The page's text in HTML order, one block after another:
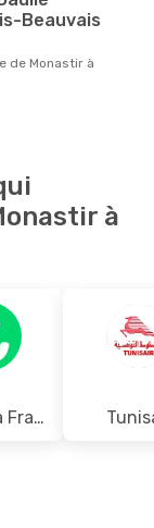
Beauvais
à
Transavia France